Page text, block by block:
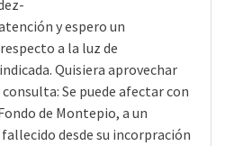
y espero un
a la luz de
Quisiera aprovechar
Se puede afectar con
de Montepio, a un
desde su incorpración